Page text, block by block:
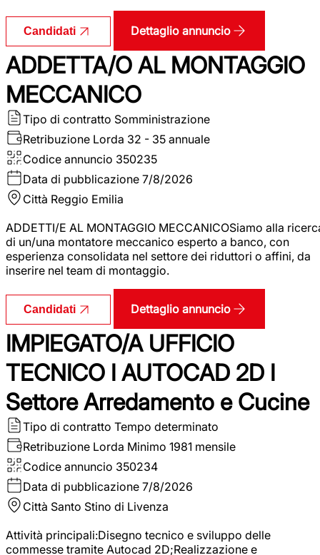
Candidati Dettaglio annuncio
ADDETTA/O AL MONTAGGIO
MECCANICO
Tipo di contratto Somministrazione
Retribuzione Lorda 32 - 35 annuale
Codice annuncio 350235
Data di pubblicazione 7/8/2026
Città Reggio Emilia
ADDETTI/E AL MONTAGGIO MECCANICOSiamo alla
di un/una montatore meccanico esperto a banco, con
esperienza consolidata nel settore dei riduttori o affini, da
inserire nel team di montaggio.
Candidati Dettaglio annuncio
IMPIEGATO/A UFFICIO
TECNICO I AUTOCAD 2D I
Settore Arredamento e Cucine
Tipo di contratto Tempo determinato
Retribuzione Lorda Minimo 1981 mensile
Codice annuncio 350234
Data di pubblicazione 7/8/2026
Città Santo Stino di Livenza
Attività principali:Disegno tecnico e sviluppo delle
commesse tramite Autocad 2D;Realizzazione e